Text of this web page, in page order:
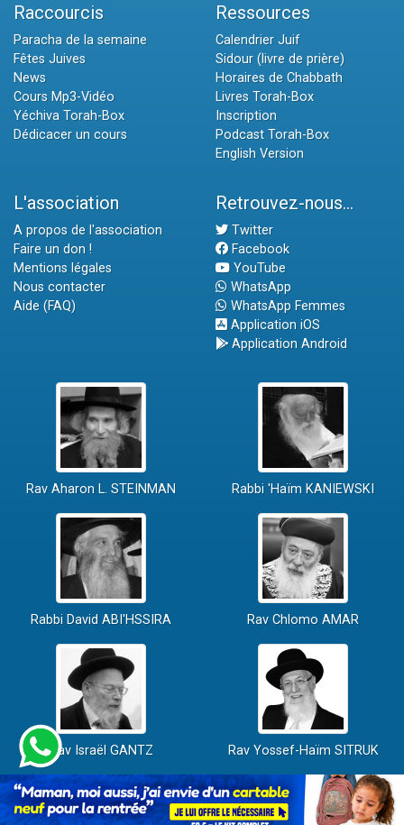
Raccourcis
Paracha de la semaine
Fêtes Juives
News
Cours Mp3-Vidéo
Yéchiva Torah-Box
Dédicacer un cours
Ressources
Calendrier Juif
Sidour (livre de prière)
Horaires de Chabbath
Livres Torah-Box
Inscription
Podcast Torah-Box
English Version
L'association
A propos de l'association
Faire un don !
Mentions légales
Nous contacter
Aide (FAQ)
Retrouvez-nous...
Twitter
Facebook
YouTube
WhatsApp
WhatsApp Femmes
Application iOS
Application Android
Rav Aharon L. STEINMAN Rabbi 'Haïm KANIEWSKI
Rabbi David ABI'HSSIRA Rav Chlomo AMAR
Rav Israël GANTZ Rav Yossef-Haïm SITRUK